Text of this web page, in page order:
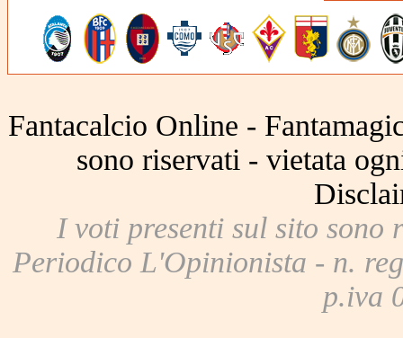
Fantacalcio Online -
sono riservati - vietata
I voti presenti sul sito sono
Periodico L'Opinionista - n.
p.iva